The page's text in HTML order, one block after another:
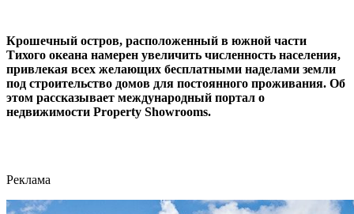
Крошечный остров, расположенный в южной части
Тихого океана намерен увеличить численность населения,
привлекая всех желающих бесплатными наделами земли
под строительство домов для постоянного проживания. Об
этом рассказывает международный портал о
недвижимости Property Showrooms.
Реклама